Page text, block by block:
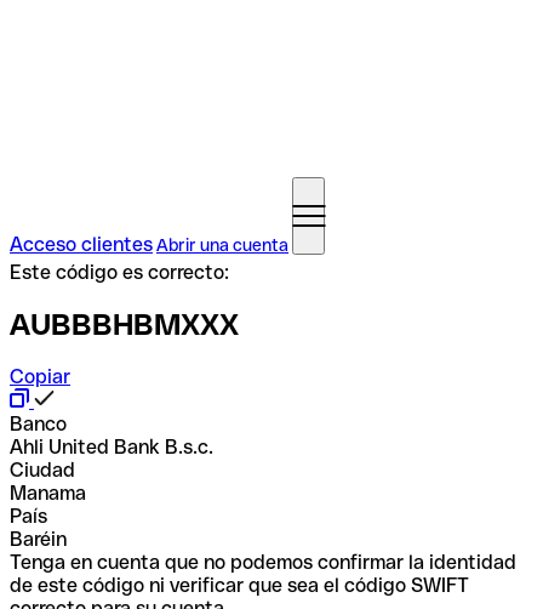
Acceso clientesAbrir una cuenta
Este código es correcto:
AUBBBHBMXXX
Copiar
Banco
Ahli United Bank B.s.c.
Ciudad
Manama
País
Baréin
Tenga en cuenta que no podemos confirmar la identidad
de este código ni verificar que sea el código SWIFT